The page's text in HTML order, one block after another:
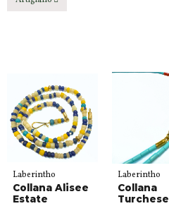
Laberintho
Collana Alisee
Estate
Laberintho
Collana
Turchese